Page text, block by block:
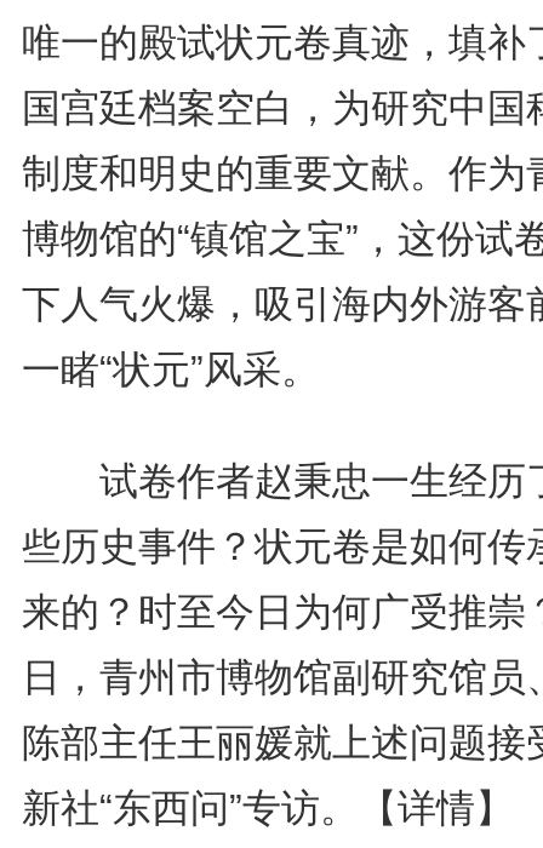
唯一的殿试状元卷真迹，填补
国宫廷档案空白，为研究中国
制度和明史的重要文献。作为
博物馆的“镇馆之宝”，这份试
下人气火爆，吸引海内外游客
一睹“状元”风采。
试卷作者赵秉忠一生经历
些历史事件？状元卷是如何传
来的？时至今日为何广受推崇
日，青州市博物馆副研究馆员
陈部主任王丽媛就上述问题接
新社“东西问”专访。
【详情】